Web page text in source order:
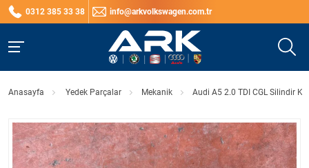
0312 385 33 38 info@arkvolkswagen.com.tr
Anasayfa Yedek Parçalar Mekanik Audi A5 2.0 TDI CGL Silindir